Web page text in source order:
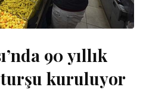
90 yıllık
kuruluyor